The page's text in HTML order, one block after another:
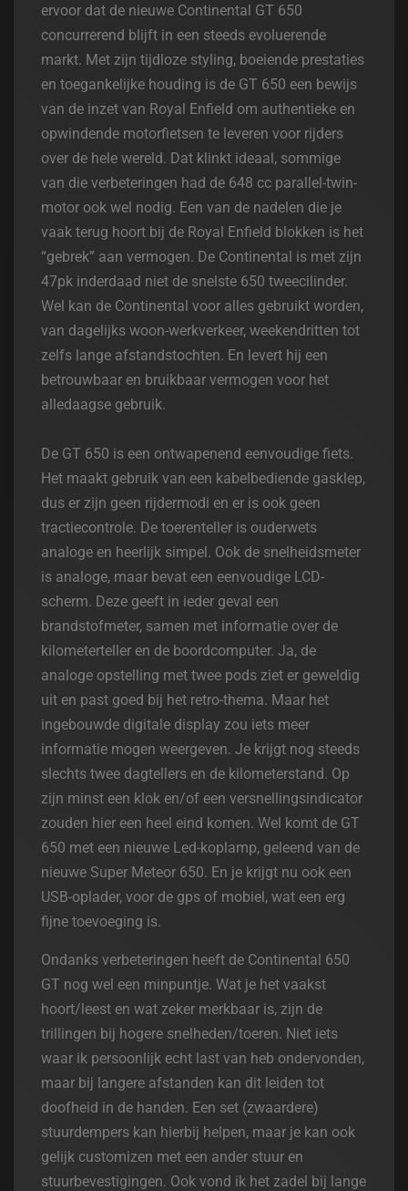
ervoor dat de nieuwe Continental GT 650
concurrerend blijft in een steeds evoluerende
markt. Met zijn tijdloze styling, boeiende prestaties
en toegankelijke houding is de GT 650 een bewijs
van de inzet van Royal Enfield om authentieke en
opwindende motorfietsen te leveren voor rijders
over de hele wereld. Dat klinkt ideaal, sommige
van die verbeteringen had de 648 cc parallel-twin-
motor ook wel nodig. Een van de nadelen die je
vaak terug hoort bij de Royal Enfield blokken is het
“gebrek” aan vermogen. De Continental is met zijn
47pk inderdaad niet de snelste 650 tweecilinder.
Wel kan de Continental voor alles gebruikt worden,
van dagelijks woon-werkverkeer, weekendritten tot
zelfs lange afstandstochten. En levert hij een
betrouwbaar en bruikbaar vermogen voor het
alledaagse gebruik.
De GT 650 is een ontwapenend eenvoudige fiets.
Het maakt gebruik van een kabelbediende gasklep,
dus er zijn geen rijdermodi en er is ook geen
tractiecontrole. De toerenteller is ouderwets
analoge en heerlijk simpel. Ook de snelheidsmeter
is analoge, maar bevat een eenvoudige LCD-
scherm. Deze geeft in ieder geval een
brandstofmeter, samen met informatie over de
kilometerteller en de boordcomputer. Ja, de
analoge opstelling met twee pods ziet er geweldig
uit en past goed bij het retro-thema. Maar het
ingebouwde digitale display zou iets meer
informatie mogen weergeven. Je krijgt nog steeds
slechts twee dagtellers en de kilometerstand. Op
zijn minst een klok en/of een versnellingsindicator
zouden hier een heel eind komen. Wel komt de GT
650 met een nieuwe Led-koplamp, geleend van de
nieuwe Super Meteor 650. En je krijgt nu ook een
USB-oplader, voor de gps of mobiel, wat een erg
fijne toevoeging is.
Ondanks verbeteringen heeft de Continental 650
GT nog wel een minpuntje. Wat je het vaakst
hoort/leest en wat zeker merkbaar is, zijn de
trillingen bij hogere snelheden/toeren. Niet iets
waar ik persoonlijk echt last van heb ondervonden,
maar bij langere afstanden kan dit leiden tot
doofheid in de handen. Een set (zwaardere)
stuurdempers kan hierbij helpen, maar je kan ook
gelijk customizen met een ander stuur en
stuurbevestigingen. Ook vond ik het zadel bij lange